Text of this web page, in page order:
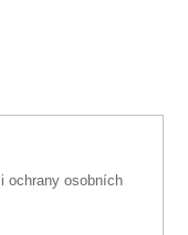
ochrany osobních